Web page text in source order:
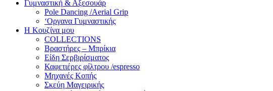
Γυμναστική & Αξεσουάρ
Pole Dancing /Aerial Grip
‘Οργανα Γυμναστικής
Η Κουζίνα μου
COLLECTIONS
Βραστήρες – Μπρίκια
Είδη Σερβιρίσματος
Καφετιέρες φίλτρου /espresso
Μηχανές Κοπής
Σκεύη Μαγειρικής